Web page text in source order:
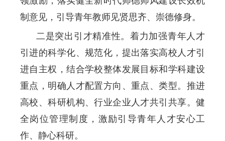
制意见，引导青年教师见贤思齐、崇德修身。
二是突出引才精准性。着力加强青年人才
引进的科学化、规范化，提出落实高校人才引
进自主权，结合学校整体发展目标和学科建设
重点，明确人才配置方向、重点、类型。推进
高校、科研机构、行业企业人才共引共享。健
全岗位管理制度，激励引导青年人才安心工
作、静心科研。